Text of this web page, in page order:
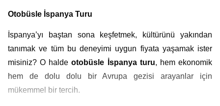
Otobüsle İspanya Turu
İspanya’yı baştan sona keşfetmek, kültürünü yakından
tanımak ve tüm bu deneyimi uygun fiyata yaşamak ister
misiniz? O haldeotobüsle İspanya turu, hem ekonomik
hem de dolu dolu bir Avrupa gezisi arayanlar için
mükemmel bir tercih.